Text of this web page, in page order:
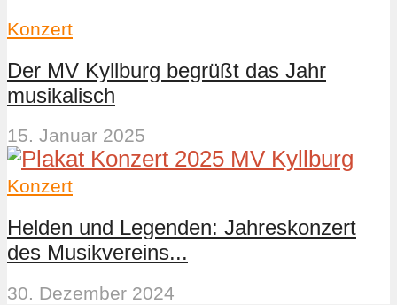
Konzert
Der MV Kyllburg begrüßt das Jahr
musikalisch
15. Januar 2025
Konzert
Helden und Legenden: Jahreskonzert
des Musikvereins...
30. Dezember 2024